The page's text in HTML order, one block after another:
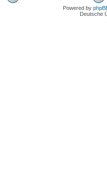
Powered by
Deutsche